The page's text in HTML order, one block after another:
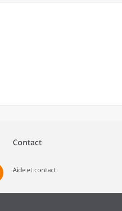
Contact
Aide et contact